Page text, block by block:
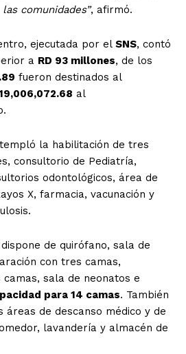
comunidades”, afirmó.
ejecutada por el SNS, contó
a RD 93 millones, de los
fueron destinados al
al
la habilitación de tres
consultorio de Pediatría,
odontológicos, área de
X, farmacia, vacunación y
de quirófano, sala de
con tres camas,
sala de neonatos e
para 14 camas. También
áreas de descanso médico y de
lavandería y almacén de